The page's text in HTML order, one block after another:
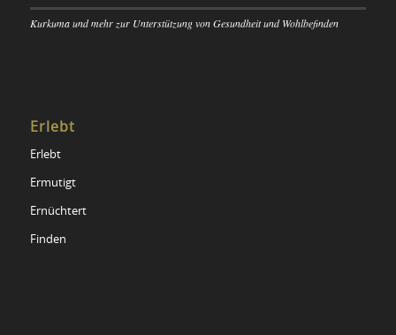
Kurkuma und mehr zur Unterstützung von Gesundheit und Wohlbefinden
Erlebt
Erlebt
Ermutigt
Ernüchtert
Finden